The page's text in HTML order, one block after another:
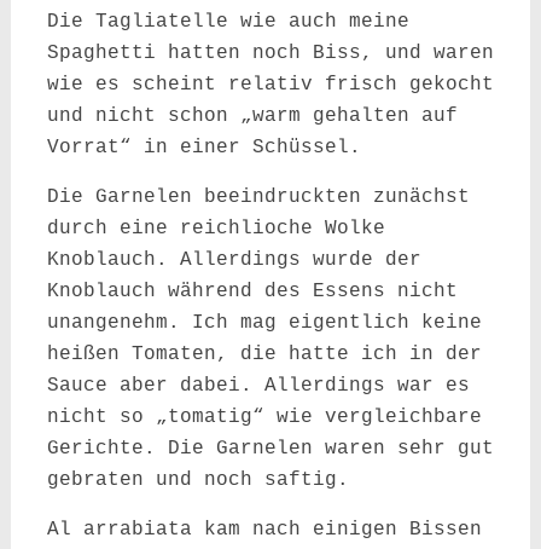
Die Tagliatelle wie auch meine
Spaghetti hatten noch Biss, und waren
wie es scheint relativ frisch gekocht
und nicht schon „warm gehalten auf
Vorrat“ in einer Schüssel.
Die Garnelen beeindruckten zunächst
durch eine reichlioche Wolke
Knoblauch. Allerdings wurde der
Knoblauch während des Essens nicht
unangenehm. Ich mag eigentlich keine
heißen Tomaten, die hatte ich in der
Sauce aber dabei. Allerdings war es
nicht so „tomatig“ wie vergleichbare
Gerichte. Die Garnelen waren sehr gut
gebraten und noch saftig.
Al arrabiata kam nach einigen Bissen